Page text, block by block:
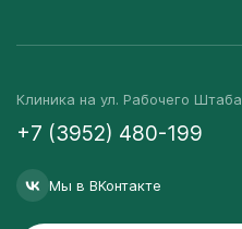
Клиника на ул. Рабочего Штаба
+7 (3952) 480-199
Мы в ВКонтакте